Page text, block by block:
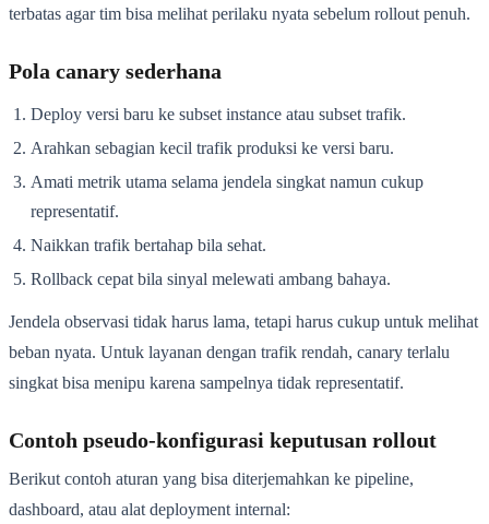
terbatas agar tim bisa melihat perilaku nyata sebelum rollout penuh.
Pola canary sederhana
Deploy versi baru ke subset instance atau subset trafik.
Arahkan sebagian kecil trafik produksi ke versi baru.
Amati metrik utama selama jendela singkat namun cukup
representatif.
Naikkan trafik bertahap bila sehat.
Rollback cepat bila sinyal melewati ambang bahaya.
Jendela observasi tidak harus lama, tetapi harus cukup untuk melihat
beban nyata. Untuk layanan dengan trafik rendah, canary terlalu
singkat bisa menipu karena sampelnya tidak representatif.
Contoh pseudo-konfigurasi keputusan rollout
Berikut contoh aturan yang bisa diterjemahkan ke pipeline,
dashboard, atau alat deployment internal: